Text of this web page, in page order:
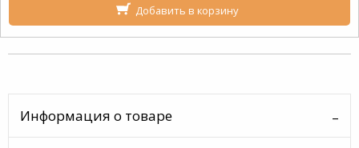
Добавить в корзину
Информация о товаре